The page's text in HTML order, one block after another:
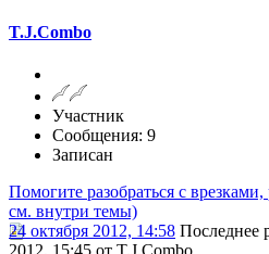
T.J.Combo
Участник
Сообщения: 9
Записан
Помогите разобраться с
см. внутри темы)
24 октября 2012, 14:58 Последнее
2012, 15:45 от T.J.Combo